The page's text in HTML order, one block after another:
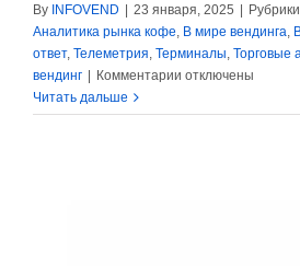
By INFOVEND | 23 января, 2025 |
Аналитика рынка кофе, В мире вендинга,
ответ, Телеметрия, Терминалы, Торговые
вендинг | Комментарии к
EVA:
отключены
Читать дальше